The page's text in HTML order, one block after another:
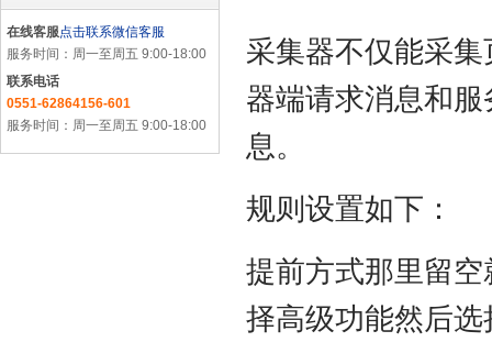
在线客服点击联系微信客服
服务时间：周一至周五 9:00-18:00
联系电话
0551-62864156-601
服务时间：周一至周五 9:00-18:00
采集器不仅能采
器端请求消息和
息。
规则设置如下：
提前方式那里留
择高级功能然后